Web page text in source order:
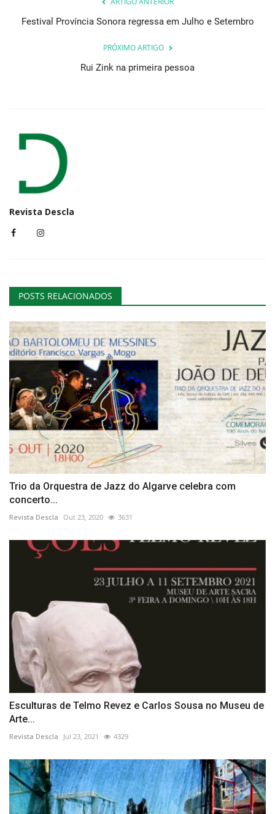
Festival Província Sonora regressa em Julho e Setembro
PRÓXIMO ARTIGO
Rui Zink na primeira pessoa
Revista Descla
POSTS RELACIONADOS
Trio da Orquestra de Jazz do Algarve celebra com
concerto...
Revista Descla Out 23, 2020 3631
Esculturas de Telmo Revez e Carlos Sousa no Museu de
Arte...
Revista Descla Jul 23, 2021 4329